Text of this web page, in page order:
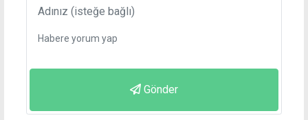
Gönder